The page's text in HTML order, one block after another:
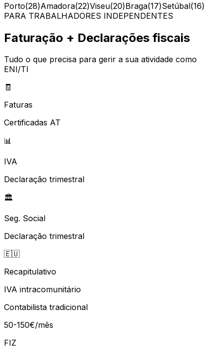
Porto(28)Amadora(22)Viseu(20)Braga(17)Setúbal(16)
PARA TRABALHADORES INDEPENDENTES
Faturação + Declarações fiscais
Tudo o que precisa para gerir a sua atividade como
ENI/TI
🧾
Faturas
Certificadas AT
📊
IVA
Declaração trimestral
🏛️
Seg. Social
Declaração trimestral
🇪🇺
Recapitulativo
IVA intracomunitário
Contabilista tradicional
50-150€/mês
FIZ